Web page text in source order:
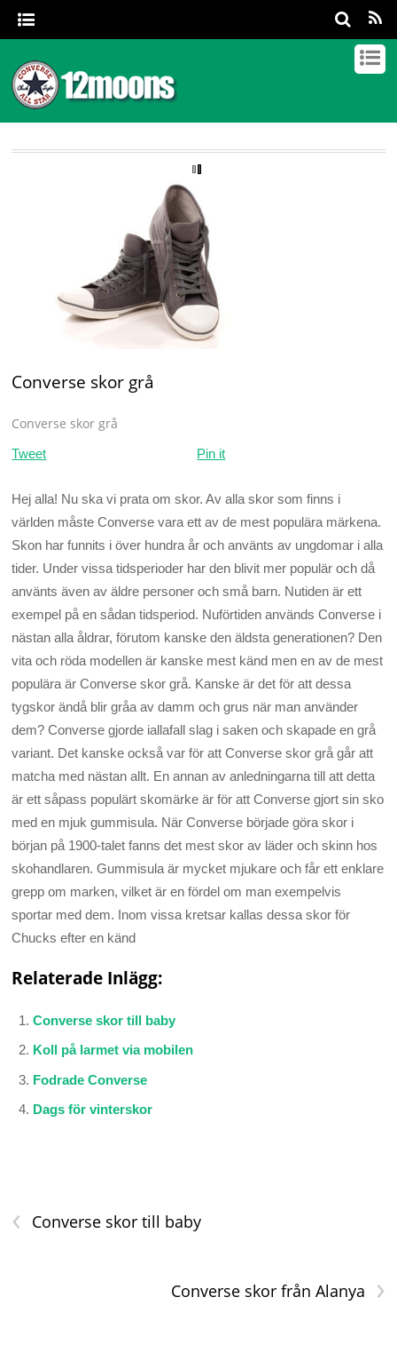
Converse skor grå
Converse skor grå
Tweet Pin it
Hej alla! Nu ska vi prata om skor. Av alla skor som finns i
världen måste Converse vara ett av de mest populära märkena.
Skon har funnits i över hundra år och använts av ungdomar i alla
tider. Under vissa tidsperioder har den blivit mer populär och då
använts även av äldre personer och små barn. Nutiden är ett
exempel på en sådan tidsperiod. Nuförtiden används Converse i
nästan alla åldrar, förutom kanske den äldsta generationen? Den
vita och röda modellen är kanske mest känd men en av de mest
populära är Converse skor grå. Kanske är det för att dessa
tygskor ändå blir gråa av damm och grus när man använder
dem? Converse gjorde iallafall slag i saken och skapade en grå
variant. Det kanske också var för att Converse skor grå går att
matcha med nästan allt. En annan av anledningarna till att detta
är ett såpass populärt skomärke är för att Converse gjort sin sko
med en mjuk gummisula. När Converse började göra skor i
början på 1900-talet fanns det mest skor av läder och skinn hos
skohandlaren. Gummisula är mycket mjukare och får ett enklare
grepp om marken, vilket är en fördel om man exempelvis
sportar med dem. Inom vissa kretsar kallas dessa skor för
Chucks efter en känd
Relaterade Inlägg:
Converse skor till baby
Koll på larmet via mobilen
Fodrade Converse
Dags för vinterskor
‹ Converse skor till baby
›
Converse skor från Alanya